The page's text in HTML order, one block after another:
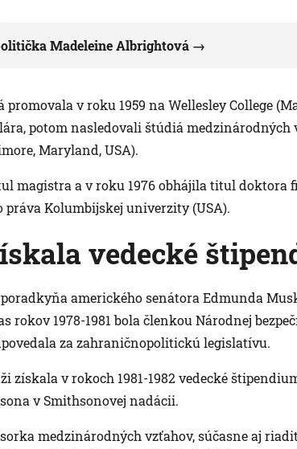
Madeleine Albrightová
v roku 1959 na Wellesley College
potom nasledovali štúdiá medzinárodných
Maryland, USA).
magistra a v roku 1976 obhájila titul doktora
práva Kolumbijskej univerzity (USA).
vedecké
amerického senátora Edmunda
rokov 1978-1981 bola členkou Národnej
za zahraničnopolitickú legislatívu.
získala v rokoch 1981-1982 vedecké
v Smithsonovej nadácii.
medzinárodných vzťahov, súčasne aj